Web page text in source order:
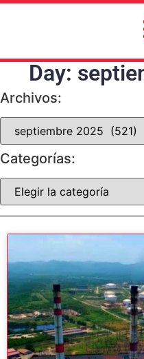
Day:
Archivos:
Categorías: